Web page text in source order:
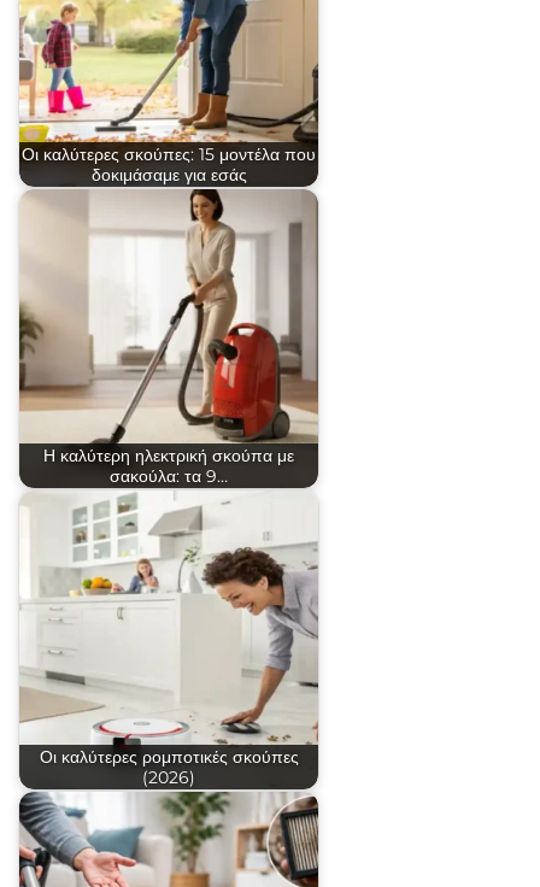
Οι καλύτερες σκούπες: 15 μοντέλα που
δοκιμάσαμε για εσάς
Η καλύτερη ηλεκτρική σκούπα με
σακούλα: τα 9…
Οι καλύτερες ρομποτικές σκούπες
(2026)